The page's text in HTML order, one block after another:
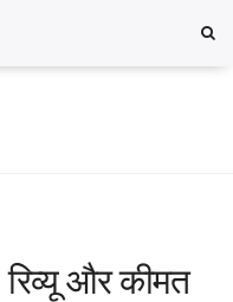
और कीमत